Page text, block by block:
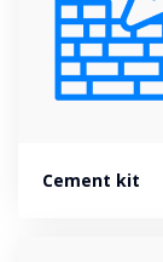
Cement kit